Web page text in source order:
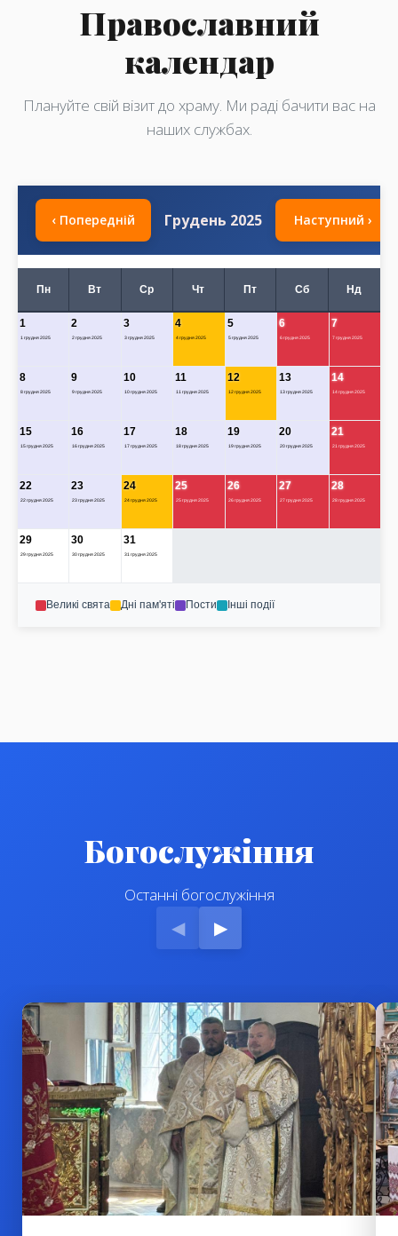
Православний
календар
Плануйте свій візит до храму. Ми раді бачити вас на
наших службах.
‹ Попередній Грудень 2025 Наступний ›
Пн Вт Ср Чт Пт Сб Нд
1
1 грудня 2025
2
2 грудня 2025
3
3 грудня 2025
4
4 грудня 2025
5
5 грудня 2025
6
6 грудня 2025
7
7 грудня 2025
8
8 грудня 2025
9
9 грудня 2025
10
10 грудня 2025
11
11 грудня 2025
12
12 грудня 2025
13
13 грудня 2025
14
14 грудня 2025
15
15 грудня 2025
16
16 грудня 2025
17
17 грудня 2025
18
18 грудня 2025
19
19 грудня 2025
20
20 грудня 2025
21
21 грудня 2025
22
22 грудня 2025
23
23 грудня 2025
24
24 грудня 2025
25
25 грудня 2025
26
26 грудня 2025
27
27 грудня 2025
28
28 грудня 2025
29
29 грудня 2025
30
30 грудня 2025
31
31 грудня 2025
Великі свята Дні пам'яті Пости Інші події
Богослужіння
Останні богослужіння
◀ ▶